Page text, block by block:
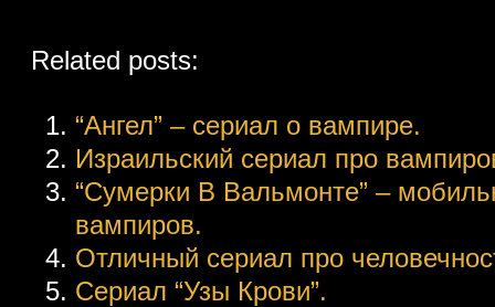
Related posts:
“Ангел” – сериал о вампире.
Израильский сериал про
“Сумерки В Вальмонте” –
вампиров.
Отличный сериал про
Сериал “Узы Крови”.